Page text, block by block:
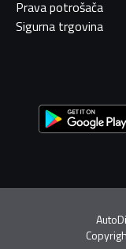
Prava potrošača
Sigurna trgovina